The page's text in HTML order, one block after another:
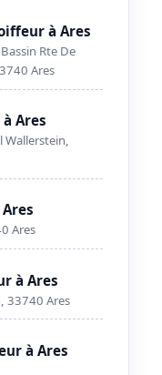
à Ares
Rte De
Ares
Ares
Wallerstein,
Ares
à Ares
33740 Ares
à Ares